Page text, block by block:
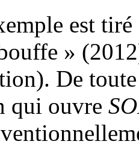
est
»
De
qui ouvre